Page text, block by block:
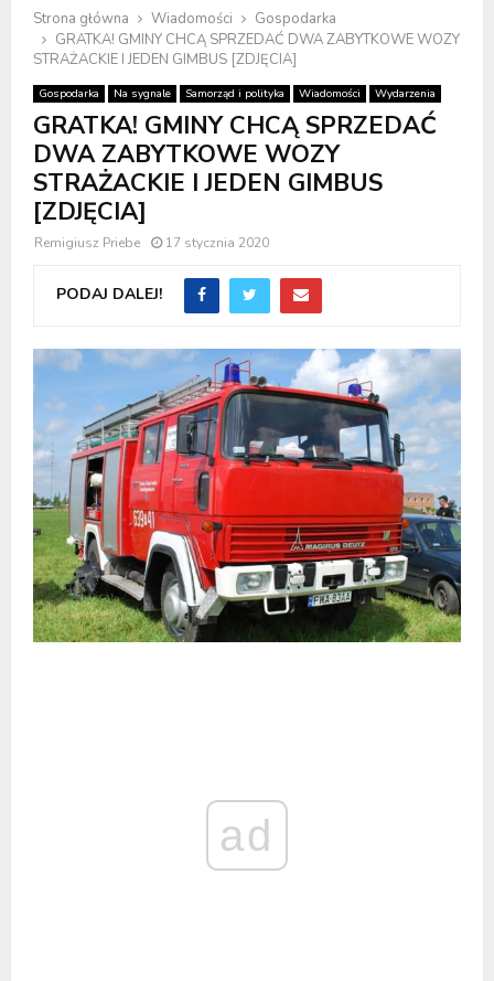
Strona główna Wiadomości
Gospodarka
GRATKA! GMINY CHCĄ SPRZEDAĆ DWA ZABYTKOWE WOZY
STRAŻACKIE I JEDEN GIMBUS [ZDJĘCIA]
Gospodarka Na sygnale Samorząd i polityka Wiadomości Wydarzenia
GRATKA! GMINY CHCĄ SPRZEDAĆ
DWA ZABYTKOWE WOZY
STRAŻACKIE I JEDEN GIMBUS
[ZDJĘCIA]
Remigiusz Priebe 17 stycznia 2020
PODAJ DALEJ!
ad